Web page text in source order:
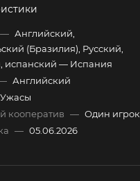
— Английский,
(Бразилия), Русский,
испанский — Испания
Английский
Ужасы
кооператив — Один игрок
— 05.06.2026